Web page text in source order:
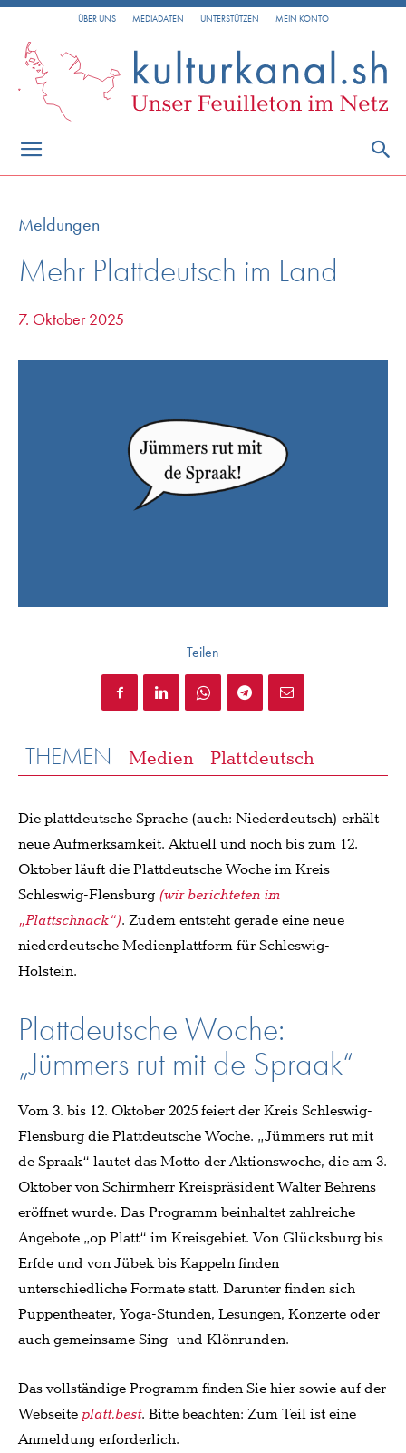
ÜBER UNS MEDIADATEN UNTERSTÜTZEN MEIN KONTO
Meldungen
Mehr Plattdeutsch im Land
7. Oktober 2025
Teilen
THEMEN Medien Plattdeutsch
Die plattdeutsche Sprache (auch: Niederdeutsch) erhält
neue Aufmerksamkeit. Aktuell und noch bis zum 12.
Oktober läuft die Plattdeutsche Woche im Kreis
Schleswig-Flensburg (wir berichteten im
„Plattschnack“). Zudem entsteht gerade eine neue
niederdeutsche Medienplattform für Schleswig-
Holstein.
Plattdeutsche Woche:
„Jümmers rut mit de Spraak“
Vom 3. bis 12. Oktober 2025 feiert der Kreis Schleswig-
Flensburg die Plattdeutsche Woche. „Jümmers rut mit
de Spraak“ lautet das Motto der Aktionswoche, die am 3.
Oktober von Schirmherr Kreispräsident Walter Behrens
eröffnet wurde. Das Programm beinhaltet zahlreiche
Angebote „op Platt“ im Kreisgebiet. Von Glücksburg bis
Erfde und von Jübek bis Kappeln finden
unterschiedliche Formate statt. Darunter finden sich
Puppentheater, Yoga-Stunden, Lesungen, Konzerte oder
auch gemeinsame Sing- und Klönrunden.
Das vollständige Programm finden Sie hier sowie auf der
Webseiteplatt.best. Bitte beachten: Zum Teil ist eine
Anmeldung erforderlich.